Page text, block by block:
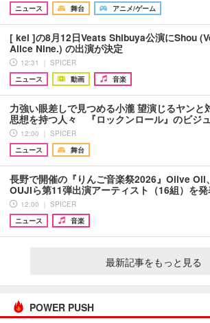
ニュース
舞台 アニメ/ゲーム
[ kei ]の8月12日Veats Shibuya公演にShou
Alice Nine.) の出演が決定
12:31 ｜ SPICER
ニュース
動画 音楽
力強い眼差しで見つめる小瀧 望演じるヤンと
思想を持つ人々 『ロックンロール』のビジ
12:00 ｜ SPICER
ニュース
舞台
長野で開催の『りんご音楽祭2026』Olive Oil
OUJIら第11弾出演アーティスト（16組）を
12:00 ｜ SPICER
ニュース
音楽
最新記事をもっと見る
POWER PUSH